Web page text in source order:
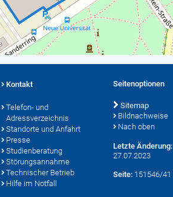
Kontakt
Telefon- und
Adressverzeichnis
Standorte und Anfahrt
Presse
Studienberatung
Störungsannahme
Technischer Betrieb
Hilfe im Notfall
Seitenoptionen
Sitemap
Bildnachweise
Nach oben
Letzte Änderung:
27.07.2023
Seite: 151546/41